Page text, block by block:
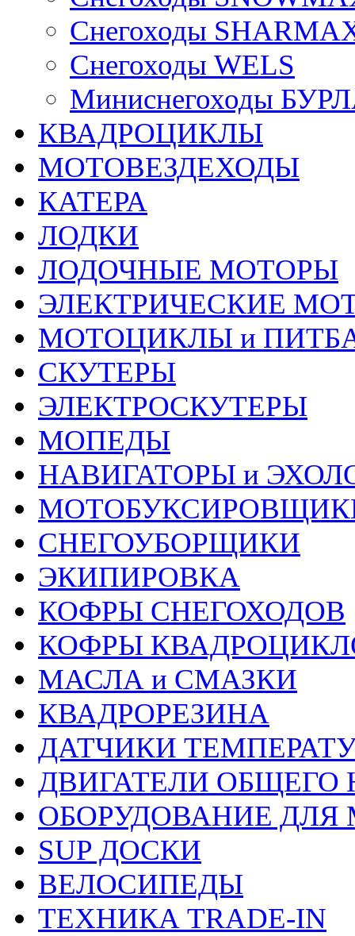
Снегоходы
Снегоходы WELS
Миниснегоходы
КВАДРОЦИКЛЫ
МОТОВЕЗДЕХОДЫ
КАТЕРА
ЛОДКИ
ЛОДОЧНЫЕ МОТОРЫ
ЭЛЕКТРИЧЕСКИЕ
МОТОЦИКЛЫ и
СКУТЕРЫ
ЭЛЕКТРОСКУТЕРЫ
МОПЕДЫ
НАВИГАТОРЫ и
СНЕГОУБОРЩИКИ
ЭКИПИРОВКА
КОФРЫ СНЕГОХОДОВ
КОФРЫ
МАСЛА и СМАЗКИ
КВАДРОРЕЗИНА
ДАТЧИКИ
ДВИГАТЕЛИ ОБЩЕГО
ОБОРУДОВАНИЕ
SUP ДОСКИ
ВЕЛОСИПЕДЫ
ТЕХНИКА TRADE-IN